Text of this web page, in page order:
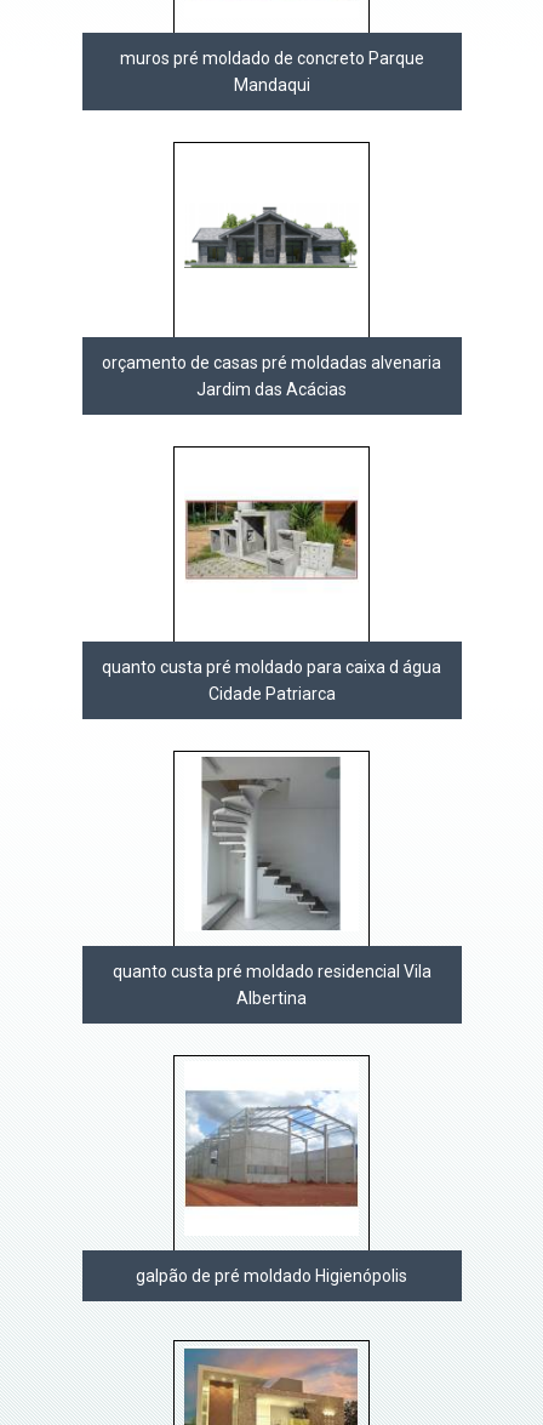
muros pré moldado de concreto Parque
Mandaqui
orçamento de casas pré moldadas alvenaria
Jardim das Acácias
quanto custa pré moldado para caixa d água
Cidade Patriarca
quanto custa pré moldado residencial Vila
Albertina
galpão de pré moldado Higienópolis